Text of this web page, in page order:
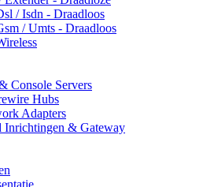
/ Isdn - Draadloos
/ Umts - Draadloos
Console Servers
Hubs
Adapters
Inrichtingen & Gateway